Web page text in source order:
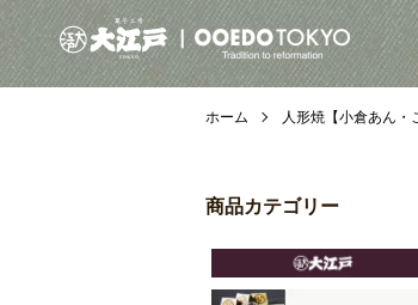
ホーム 人形焼【小倉あん・
商品カテゴリー